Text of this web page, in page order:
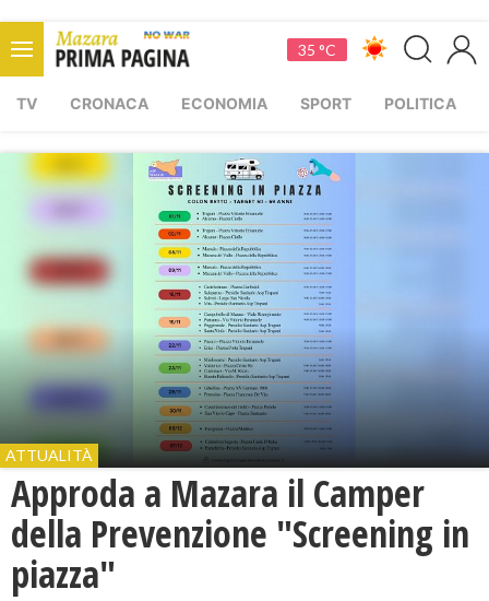
35 °C
TV CRONACA ECONOMIA SPORT POLITICA
ATTUALITÀ
Approda a Mazara il Camper
della Prevenzione "Screening in
piazza"